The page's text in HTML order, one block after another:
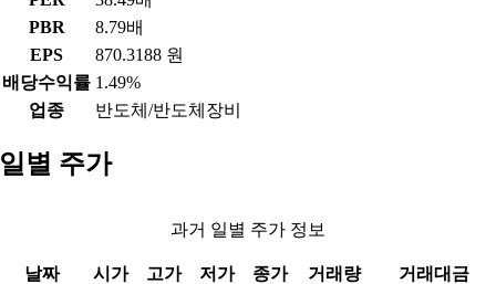
PBR
8.79배
EPS
870.3188 원
배당수익률 1.49%
업종
반도체/반도체장비
일별 주가
과거 일별 주가 정보
날짜 시가 고가 저가 종가 거래량
거래대금